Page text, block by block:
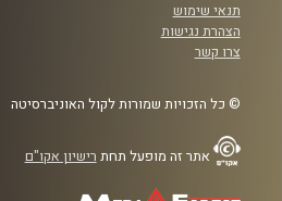
תנאי שימוש
הצהרת נגישות
צרו קשר
© כל הזכויות שמורות לקול האוניברסיטה
אתר זה מופעל תחת רישיון אקו"ם